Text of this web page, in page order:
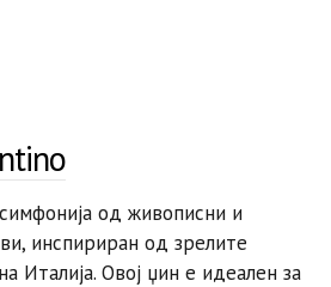
од живописни и
инспириран од зрелите
Италија. Овој џин е идеален за